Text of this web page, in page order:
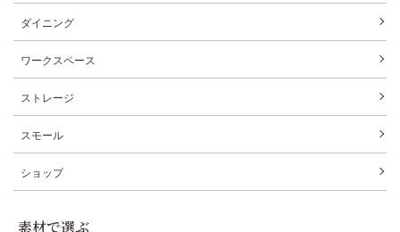
ダイニング
ワークスペース
ストレージ
スモール
ショップ
素材で選ぶ